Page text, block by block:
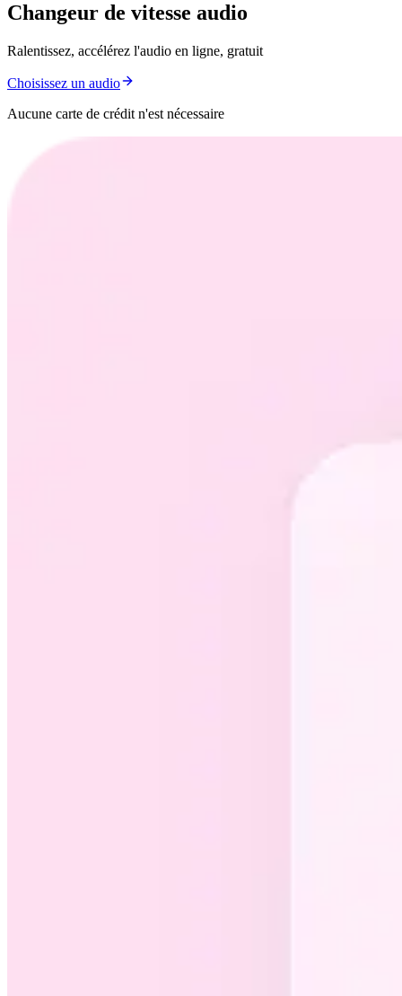
Changeur de vitesse audio
Ralentissez, accélérez l'audio en ligne, gratuit
Choisissez un audio
Aucune carte de crédit n'est nécessaire